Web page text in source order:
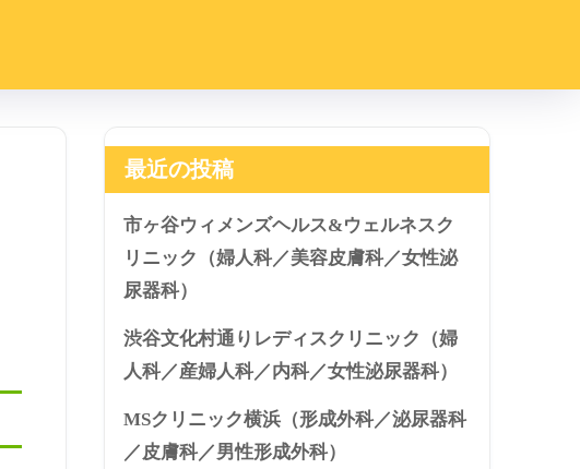
最近の投稿
市ヶ谷ウィメンズヘルス&ウェルネスク
リニック（婦人科／美容皮膚科／女性泌
尿器科）
渋谷文化村通りレディスクリニック（婦
人科／産婦人科／内科／女性泌尿器科）
MSクリニック横浜（形成外科／泌尿器科
／皮膚科／男性形成外科）